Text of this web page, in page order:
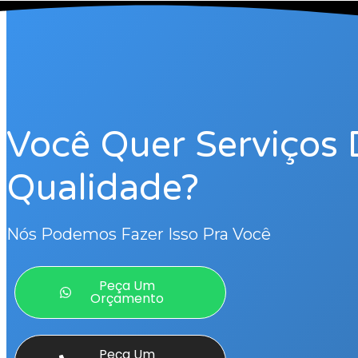
Você Quer Serviços
Qualidade?
Nós Podemos Fazer Isso Pra Você
Peça Um
Orçamento